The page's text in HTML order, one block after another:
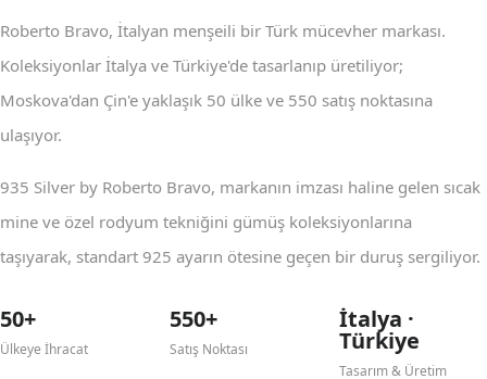
Roberto Bravo, İtalyan menşeili bir Türk mücevher markası.
Koleksiyonlar İtalya ve Türkiye'de tasarlanıp üretiliyor;
Moskova'dan Çin'e yaklaşık 50 ülke ve 550 satış noktasına
ulaşıyor.
935 Silver by Roberto Bravo, markanın imzası haline gelen sıcak
mine ve özel rodyum tekniğini gümüş koleksiyonlarına
taşıyarak, standart 925 ayarın ötesine geçen bir duruş sergiliyor.
50+
Ülkeye İhracat
550+
Satış Noktası
İtalya ·
Türkiye
Tasarım & Üretim